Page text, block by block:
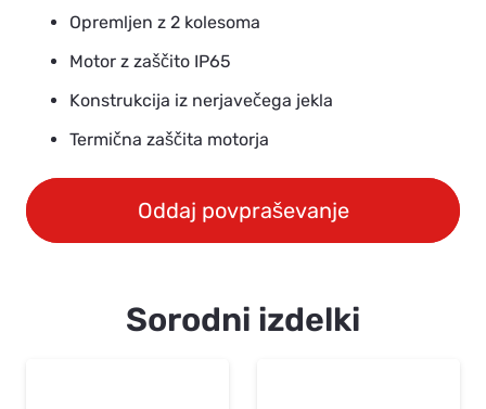
Opremljen z 2 kolesoma
Motor z zaščito IP65
Konstrukcija iz nerjavečega jekla
Termična zaščita motorja
Oddaj povpraševanje
Sorodni izdelki